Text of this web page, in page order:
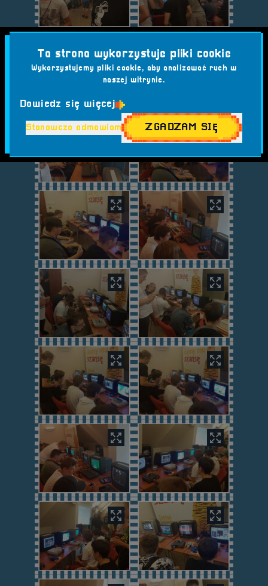
Ta strona wykorzystuje pliki cookie
Wykorzystujemy pliki cookie, aby analizować ruch w
naszej witrynie.
Dowiedz się więcej
Stanowczo odmawiam ZGADZAM SIĘ